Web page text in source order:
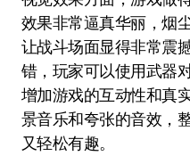
效果非常逼真华丽，烟
让战斗场面显得非常震
错，玩家可以使用武器
增加游戏的互动性和真
景音乐和夸张的音效，
又轻松有趣。